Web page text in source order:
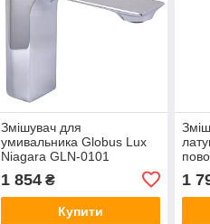
Змішувач для
умивальника Globus Lux
Niagara GLN-0101
1 854₴
Купити
1